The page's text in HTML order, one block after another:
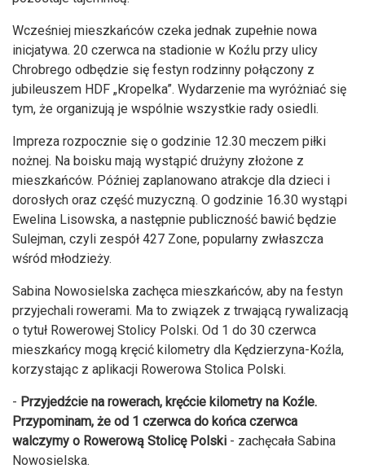
Wcześniej mieszkańców czeka jednak zupełnie nowa
inicjatywa. 20 czerwca na stadionie w Koźlu przy ulicy
Chrobrego odbędzie się festyn rodzinny połączony z
jubileuszem HDF „Kropelka”. Wydarzenie ma wyróżniać się
tym, że organizują je wspólnie wszystkie rady osiedli.
Impreza rozpocznie się o godzinie 12.30 meczem piłki
nożnej. Na boisku mają wystąpić drużyny złożone z
mieszkańców. Później zaplanowano atrakcje dla dzieci i
dorosłych oraz część muzyczną. O godzinie 16.30 wystąpi
Ewelina Lisowska, a następnie publiczność bawić będzie
Sulejman, czyli zespół 427 Zone, popularny zwłaszcza
wśród młodzieży.
Sabina Nowosielska zachęca mieszkańców, aby na festyn
przyjechali rowerami. Ma to związek z trwającą rywalizacją
o tytuł Rowerowej Stolicy Polski. Od 1 do 30 czerwca
mieszkańcy mogą kręcić kilometry dla Kędzierzyna-Koźla,
korzystając z aplikacji Rowerowa Stolica Polski.
- Przyjedźcie na rowerach, kręćcie kilometry na Koźle.
Przypominam, że od 1 czerwca do końca czerwca
walczymy o Rowerową Stolicę Polski - zachęcała Sabina
Nowosielska.